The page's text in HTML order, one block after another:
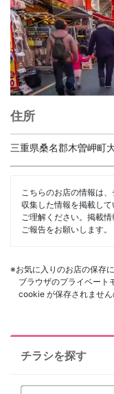
住所
三重県桑名郡木曽岬町
こちらのお店の情報は
収集した情報を掲載し
ご理解ください。掲載
ご報告をお願いします。
※お気に入りのお店の保存に
ブラウザのプライベート
cookie が保存されません
チラシを探す